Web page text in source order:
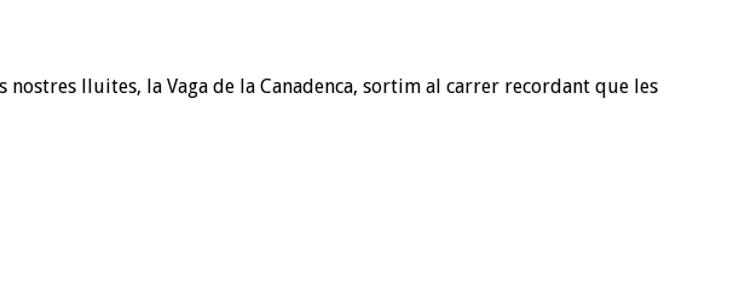
lluites, la Vaga de la Canadenca, sortim al carrer recordant que les